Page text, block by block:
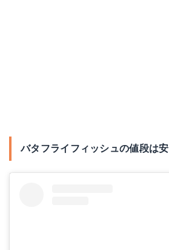
バタフライフィッシュの値段は